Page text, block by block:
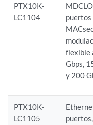
PTX10K-
LC1104
puertos
flexible
Gbps,
y 200
PTX10K-
LC1105